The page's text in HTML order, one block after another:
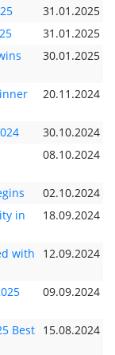
31.01.2025
31.01.2025
30.01.2025
20.11.2024
30.10.2024
08.10.2024
02.10.2024
in
18.09.2024
with
12.09.2024
09.09.2024
Best 15.08.2024